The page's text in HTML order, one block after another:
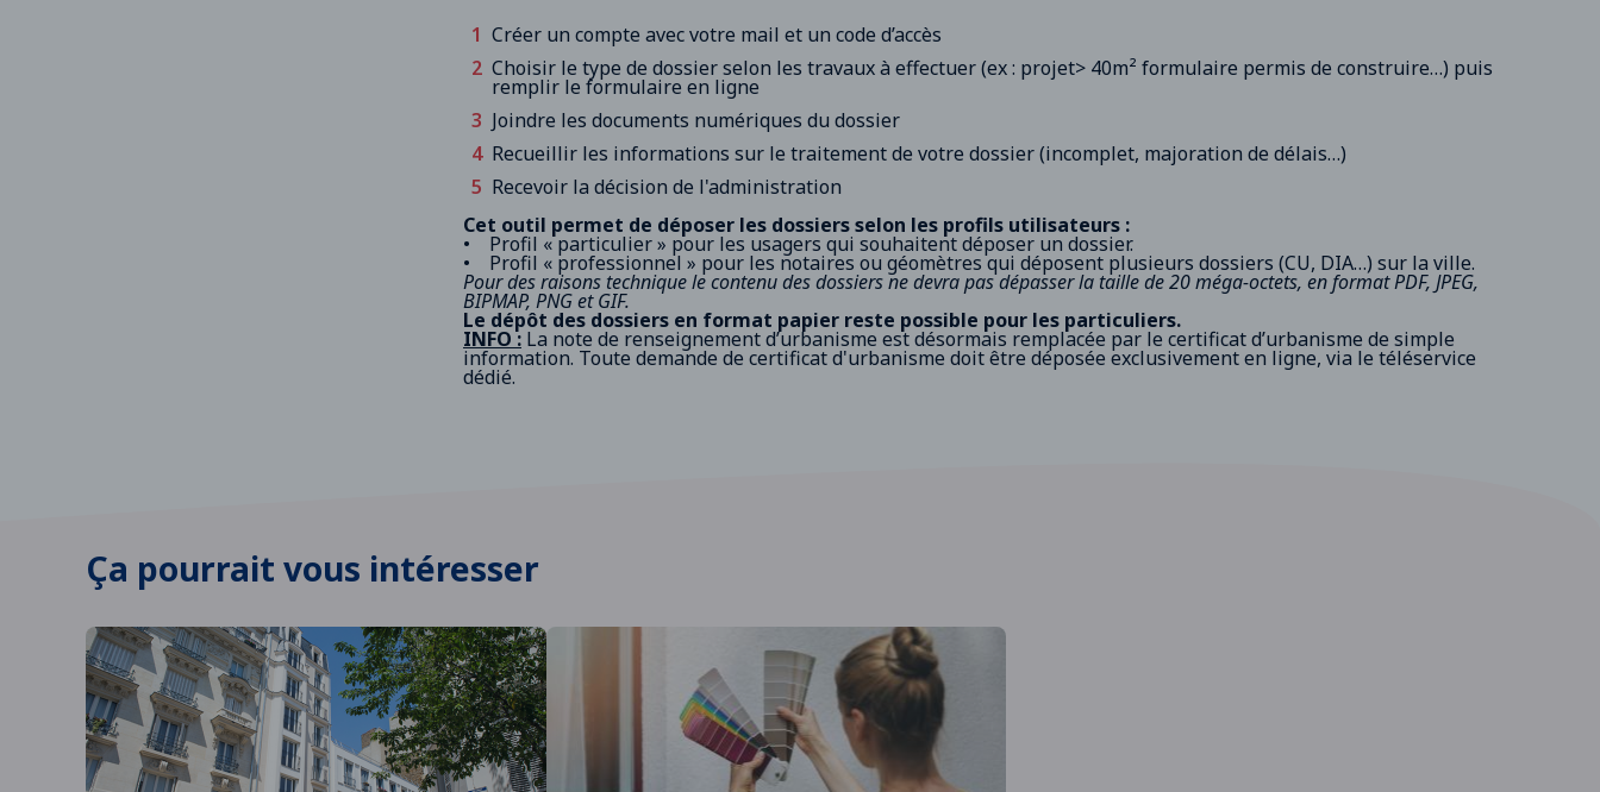
Créer un compte avec votre mail et un code d’accès
Choisir le type de dossier selon les travaux à effectuer (ex : projet> 40m² formulaire permis de construire…) puis
remplir le formulaire en ligne
Joindre les documents numériques du dossier
Recueillir les informations sur le traitement de votre dossier (incomplet, majoration de délais…)
Recevoir la décision de l'administration
Cet outil permet de déposer les dossiers selon les profils utilisateurs :
• Profil « particulier » pour les usagers qui souhaitent déposer un dossier.
• Profil « professionnel » pour les notaires ou géomètres qui déposent plusieurs dossiers (CU, DIA…) sur la ville.
Pour des raisons technique le contenu des dossiers ne devra pas dépasser la taille de 20 méga-octets, en format PDF, JPEG,
BIPMAP, PNG et GIF.
Le dépôt des dossiers en format papier reste possible pour les particuliers.
INFO : La note de renseignement d’urbanisme est désormais remplacée par le certificat d’urbanisme de simple
information. Toute demande de certificat d'urbanisme doit être déposée exclusivementen ligne, via le téléservice
dédié.
Ça pourrait vous intéresser